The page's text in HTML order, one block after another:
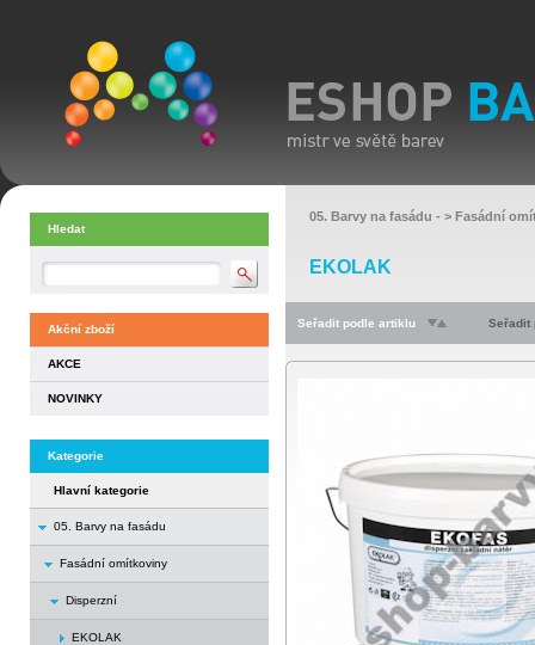
Hledat
Akční zboží
AKCE
NOVINKY
Kategorie
Hlavní kategorie
05. Barvy na fasádu
Fasádní omítkoviny
Disperzní
EKOLAK
05. Barvy na fasádu - > Fasádní
EKOLAK
Seřadit podle artiklu Seřadit